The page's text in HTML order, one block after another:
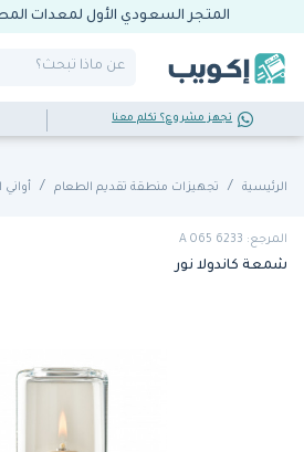
المتجر السعودي الأول لمعدات
تجهز مشروع؟ تكلم معنا
الرئيسية تجهيزات منطقة تقديم الطعام أواني
المرجع: 6233 A 065
شمعة كاندولا نور